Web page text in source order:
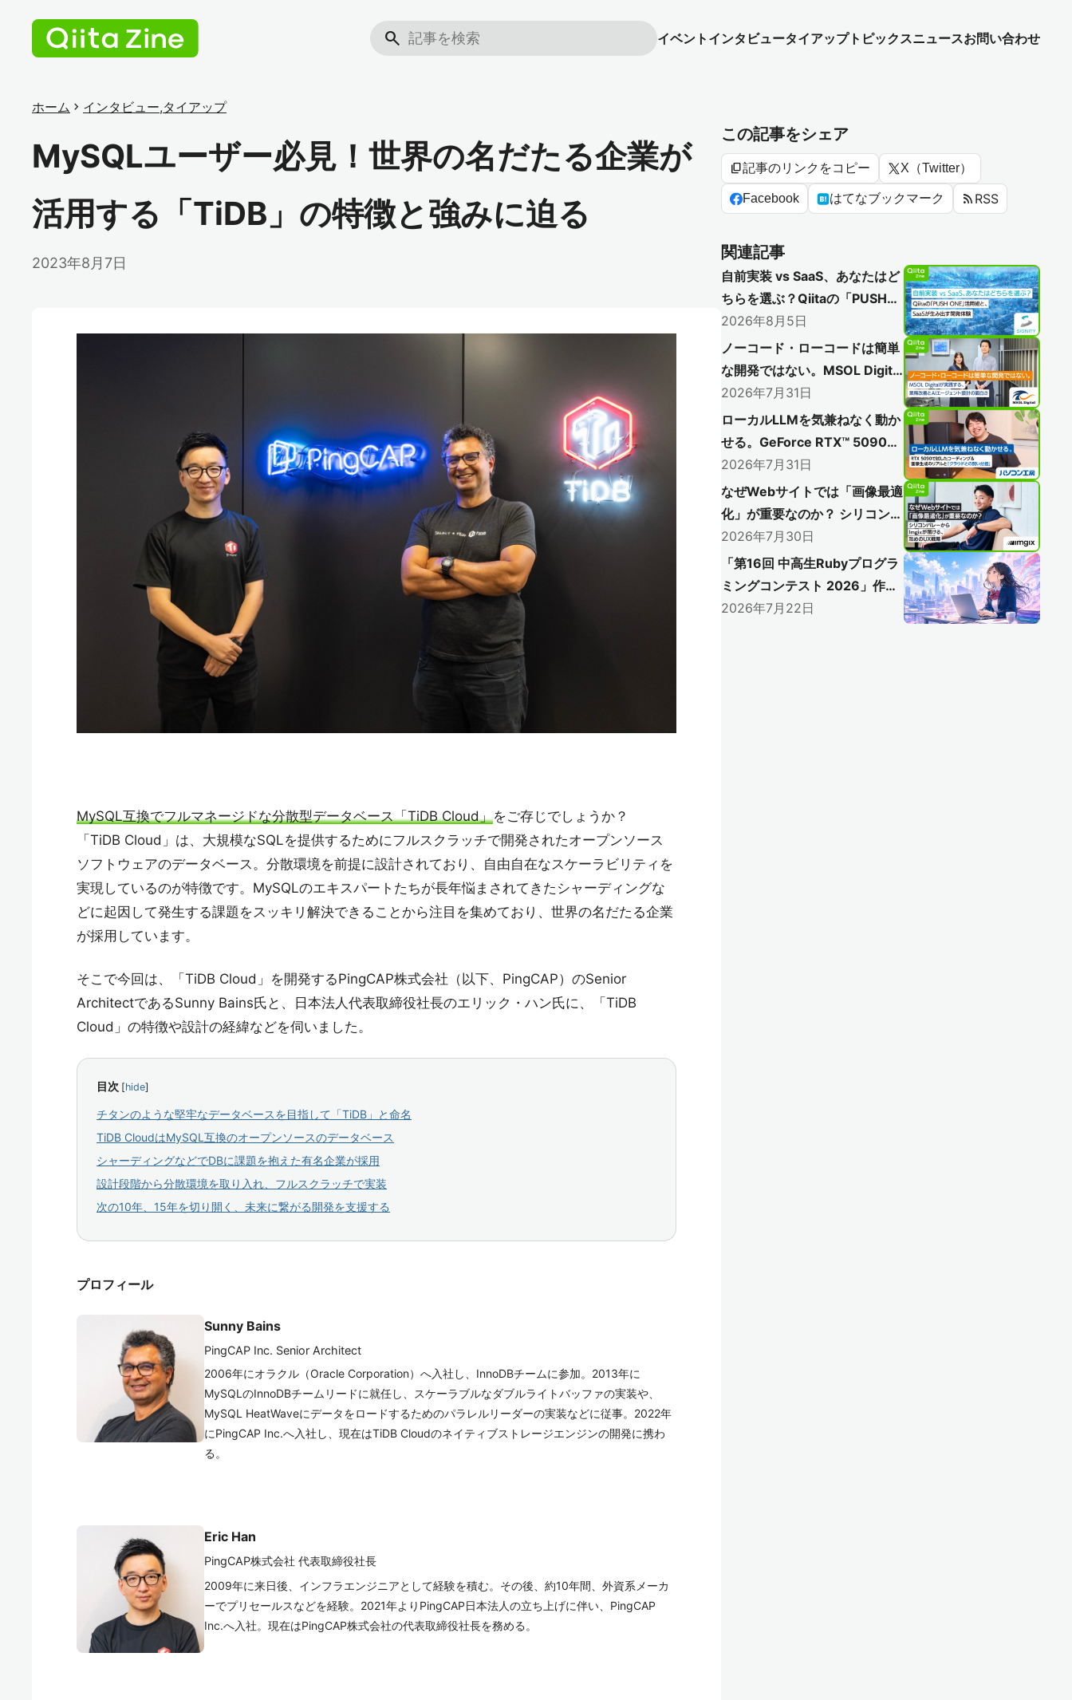
search イベント インタビュータイアップトピックスニュースお問い合わせ
ホーム chevron_right インタビュー,タイアップ
MySQLユーザー必見！世界の名だたる企業が
活用する「TiDB」の特徴と強みに迫る
2023年8月7日
MySQL互換でフルマネージドな分散型データベース「TiDB Cloud」をご存じでしょうか？
「TiDB Cloud」は、大規模なSQLを提供するためにフルスクラッチで開発されたオープンソース
ソフトウェアのデータベース。分散環境を前提に設計されており、自由自在なスケーラビリティを
実現しているのが特徴です。MySQLのエキスパートたちが長年悩まされてきたシャーディングな
どに起因して発生する課題をスッキリ解決できることから注目を集めており、世界の名だたる企業
が採用しています。
そこで今回は、「TiDB Cloud」を開発するPingCAP株式会社（以下、PingCAP）のSenior
ArchitectであるSunny Bains氏と、日本法人代表取締役社長のエリック・ハン氏に、「TiDB
Cloud」の特徴や設計の経緯などを伺いました。
目次 [hide]
チタンのような堅牢なデータベースを目指して「TiDB」と命名
TiDB CloudはMySQL互換のオープンソースのデータベース
シャーディングなどでDBに課題を抱えた有名企業が採用
設計段階から分散環境を取り入れ、フルスクラッチで実装
次の10年、15年を切り開く、未来に繋がる開発を支援する
プロフィール
Sunny Bains
PingCAP Inc. Senior Architect
2006年にオラクル（Oracle Corporation）へ入社し、InnoDBチームに参加。2013年に
MySQLのInnoDBチームリードに就任し、スケーラブルなダブルライトバッファの実装や、
MySQL HeatWaveにデータをロードするためのパラレルリーダーの実装などに従事。2022年
にPingCAP Inc.へ入社し、現在はTiDB Cloudのネイティブストレージエンジンの開発に携わ
る。
Eric Han
PingCAP株式会社 代表取締役社長
2009年に来日後、インフラエンジニアとして経験を積む。その後、約10年間、外資系メーカ
ーでプリセールスなどを経験。2021年よりPingCAP日本法人の立ち上げに伴い、PingCAP
Inc.へ入社。現在はPingCAP株式会社の代表取締役社長を務める。
この記事をシェア
content_copy記事のリンクをコピー X（Twitter）
Facebook はてなブックマーク rss_feed RSS
関連記事
自前実装 vs SaaS、あなたはど
ちらを選ぶ？Qiitaの「PUSH
ONE」活用術と、SaaSが生み
出す開発体験
2026年8月5日
ノーコード・ローコードは簡単
な開発ではない。MSOL Digital
が実践する、業務改善とAIエー
ジェント設計の面白さ
2026年7月31日
ローカルLLMを気兼ねなく動か
せる。GeForce RTX™ 5090で
試したコーディングと＆画像生
成のリアルと「クラウドとの賢
い分担」
2026年7月31日
なぜWebサイトでは「画像最適
化」が重要なのか？ シリコンバ
レーからImgixが届ける、攻め
のUX戦略
2026年7月30日
「第16回 中高生Rubyプログラ
ミングコンテスト 2026」作品
募集開始！
2026年7月22日